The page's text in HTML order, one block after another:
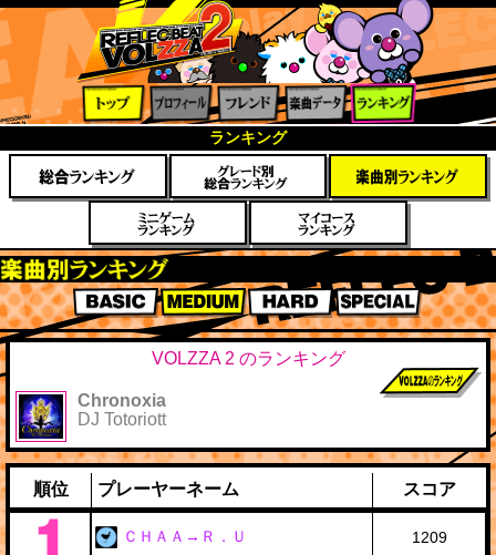
ィール
フレン
ド
楽曲デ
ータ
ング
ランキング
楽曲別スコアランキング
BASIC MEDIUM HARD SPECIAL
VOLZZA 2 のランキング
Chronoxia
DJ Totoriott
順位 プレーヤーネーム スコア
ＣＨＡＡ→Ｒ．Ｕ 1209